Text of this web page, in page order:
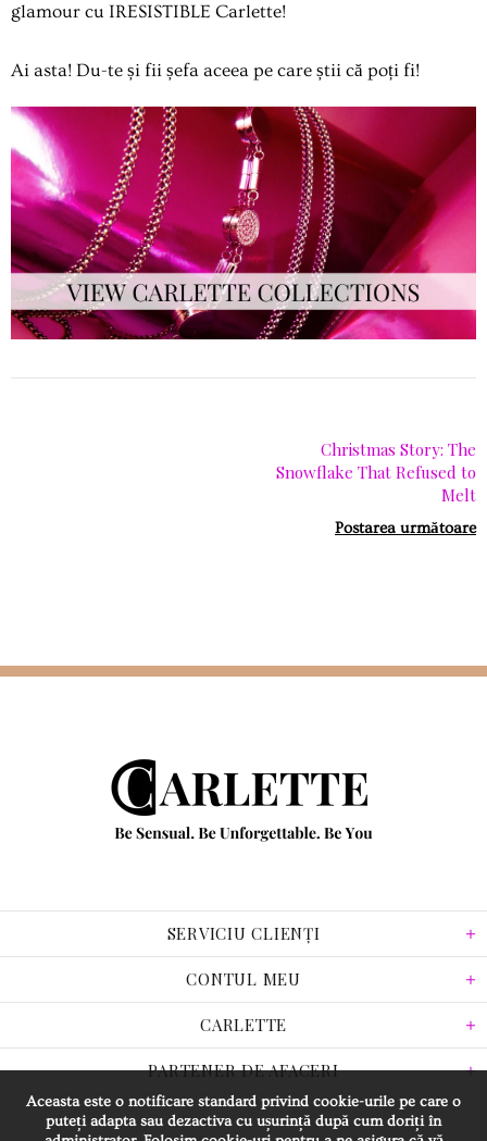
glamour cu IRESISTIBLE Carlette!
Ai asta! Du-te și fii șefa aceea pe care știi că poți fi!
Christmas Story: The
Snowflake That Refused to
Melt
Postarea următoare
SERVICIU CLIENȚI
CONTUL MEU
CARLETTE
PARTENER DE AFACERI
Aceasta este o notificare standard privind cookie-urile pe care o
puteți adapta sau dezactiva cu ușurință după cum doriți în